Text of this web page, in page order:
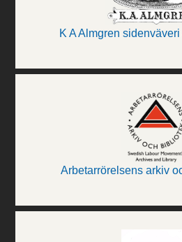
K A Almgren
Arbetarrörelsens arkiv